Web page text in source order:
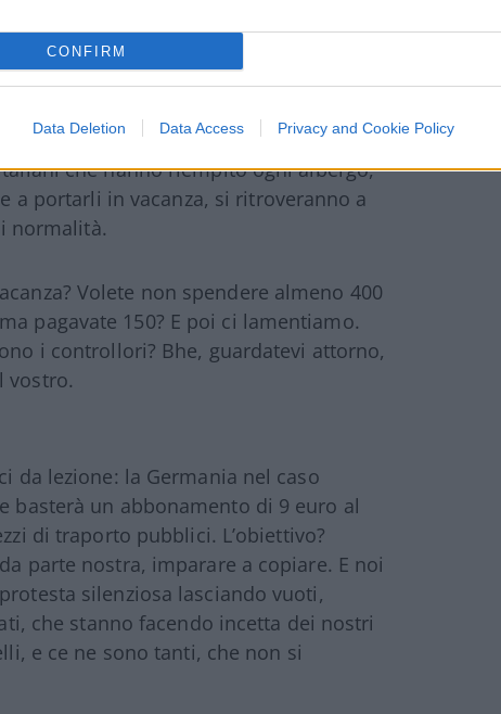
CONFIRM
Data Deletion Data Access Privacy and Cookie Policy
cittadini poco informati e, per niente
del mobile di Milano, in questo lungo
che hanno riempito ogni albergo,
portarli in vacanza, si ritroveranno a
normalità.
Volete non spendere almeno 400
pagavate 150? E poi ci lamentiamo.
i controllori? Bhe, guardatevi attorno,
vostro.
da lezione: la Germania nel caso
basterà un abbonamento di 9 euro al
di traporto pubblici. L’obiettivo?
parte nostra, imparare a copiare. E noi
silenziosa lasciando vuoti,
che stanno facendo incetta dei nostri
e ce ne sono tanti, che non si